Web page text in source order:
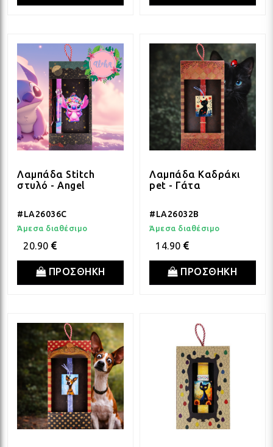
Λαμπάδα Stitch
στυλό - Angel
#LA26036C
Άμεσα διαθέσιμο
20.90
ΠΡΟΣΘΗΚΗ
Λαμπάδα Καδράκι
pet - Γάτα
#LA26032B
Άμεσα διαθέσιμο
14.90
ΠΡΟΣΘΗΚΗ